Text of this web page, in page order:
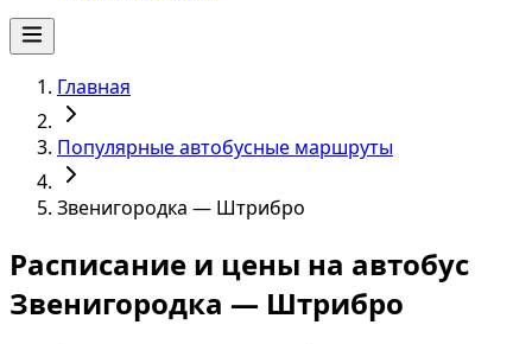
Главная
Популярные автобусные маршруты
Звенигородка — Штрибро
Расписание и цены на автобус
Звенигородка — Штрибро